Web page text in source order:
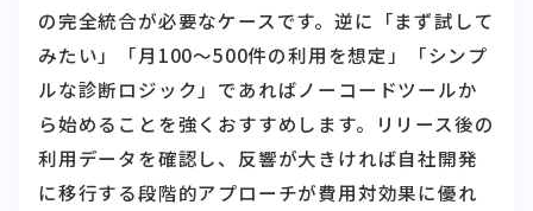
の完全統合が必要なケースです。逆に「まず試して
みたい」「月100〜500件の利用を想定」「シンプ
ルな診断ロジック」であればノーコードツールか
ら始めることを強くおすすめします。リリース後の
利用データを確認し、反響が大きければ自社開発
に移行する段階的アプローチが費用対効果に優れ